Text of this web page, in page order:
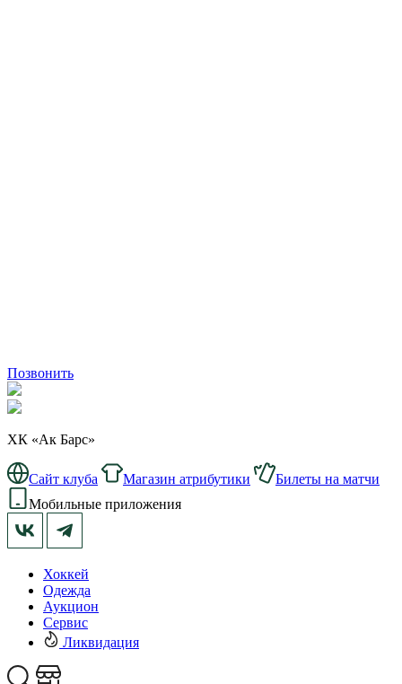
Позвонить
ХК «Ак Барс»
Сайт клуба Магазин атрибутики
Билеты на матчи
Мобильные приложения
Хоккей
Одежда
Аукцион
Сервис
Ликвидация